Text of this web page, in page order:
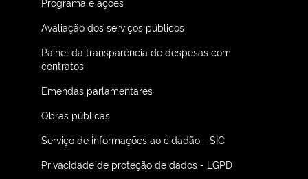
Avaliação dos serviços públicos
Painel da transparência de despesas com
contratos
Emendas parlamentares
Obras públicas
Serviço de informações ao cidadão - SIC
Privacidade de proteção de dados - LGPD